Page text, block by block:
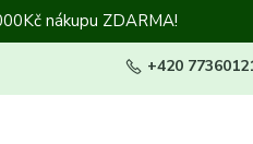
nákupu ZDARMA!
+420